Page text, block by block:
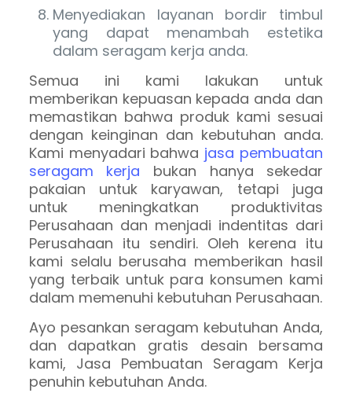
Menyediakan layanan bordir timbul
yang dapat menambah estetika
dalam seragam kerja anda.
Semua ini kami lakukan untuk
memberikan kepuasan kepada anda dan
memastikan bahwa produk kami sesuai
dengan keinginan dan kebutuhan anda.
Kami menyadari bahwa jasa pembuatan
seragam kerja bukan hanya sekedar
pakaian untuk karyawan, tetapi juga
untuk meningkatkan produktivitas
Perusahaan dan menjadi indentitas dari
Perusahaan itu sendiri. Oleh kerena itu
kami selalu berusaha memberikan hasil
yang terbaik untuk para konsumen kami
dalam memenuhi kebutuhan Perusahaan.
Ayo pesankan seragam kebutuhan Anda,
dan dapatkan gratis desain bersama
kami, Jasa Pembuatan Seragam Kerja
penuhin kebutuhan Anda.